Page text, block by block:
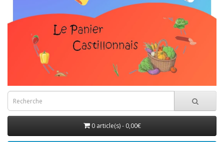
0 article(s) - 0,00€